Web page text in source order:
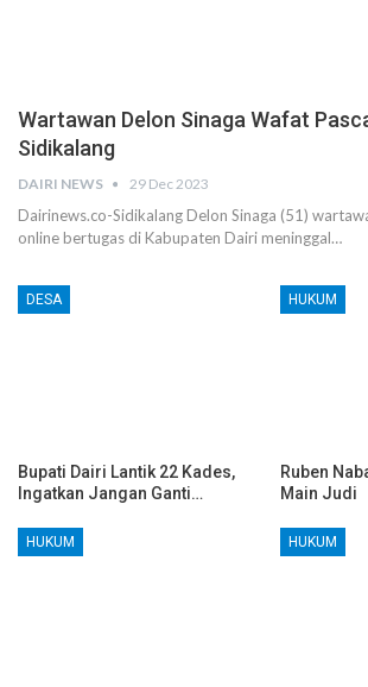
Wartawan Delon Sinaga Wafat
Sidikalang
DAIRI NEWS 29 Dec 2023
Dairinews.co-Sidikalang Delon Sinaga (51)
online bertugas di Kabupaten Dairi meninggal…
DESA
Bupati Dairi Lantik 22 Kades,
Ingatkan Jangan Ganti…
HUKUM
Ruben
Main Judi
HUKUM HUKUM